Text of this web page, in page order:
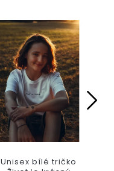
Unisex bílé tričko